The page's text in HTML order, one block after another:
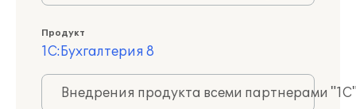
Продукт
1С:Бухгалтерия 8
Внедрения продукта всеми партнерами